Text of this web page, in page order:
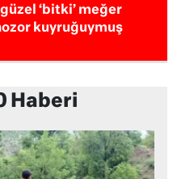
‘bitki’ meğer
kuyruğuymuş
Haberi